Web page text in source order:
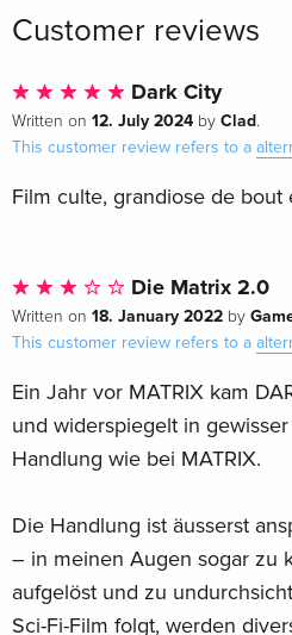
Customer reviews
Dark City
Written on 12. July 2024 by Clad.
This customer review refers to a
Film culte, grandiose de
Die Matrix 2.0
Written on 18. January 2022 by
This customer review refers to a
Ein Jahr vor MATRIX kam
und widerspiegelt in
Handlung wie bei MATRIX.
Die Handlung ist äusserst
– in meinen Augen sogar zu
aufgelöst und zu
Sci-Fi-Film folgt, werden